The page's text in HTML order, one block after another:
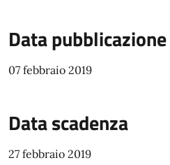
Data pubblicazione
07 febbraio 2019
Data scadenza
27 febbraio 2019